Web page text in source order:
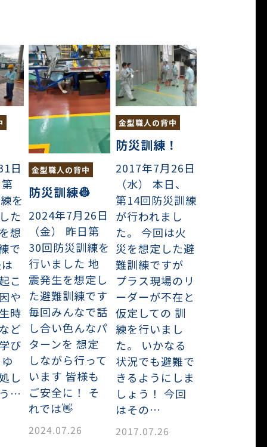
日
を
た
想
で
こ
や
時
ど
び
し
…
金型職人の背中
防災訓練👷
2024年7月26日
（金） 昨日第
30回防災訓練を
行いました 地
震発生を想定し
た避難訓練です
毎回みんなで話
し合い色んなパ
ターンを 想定
しながら行って
います 皆様も
ご安全に！ そ
れでは👋
2024.07.26
金型職人の背中
防災訓練！
2017年7月26日
（水） 本日、
第14回防災訓練
が行われまし
た。 今回は火
災を想定した避
難訓練ですが
プラス現場のリ
ーダーが不在と
仮定しての 訓
練を行いまし
た。 いかなる
状況でも避難で
きるようにしま
しょう！ 今回
はその…
2017.07.26